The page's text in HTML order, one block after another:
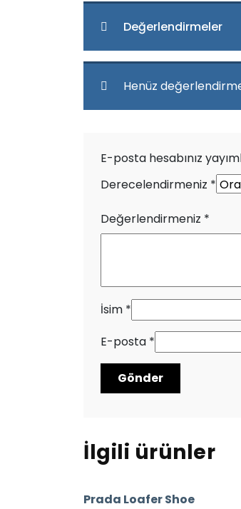
Değerlendirmeler
Henüz
E-posta hesabınız
Derecelendirmeniz *
Değerlendirmeniz *
İsim *
E-posta *
İlgili ürünler
Prada Loafer Shoe